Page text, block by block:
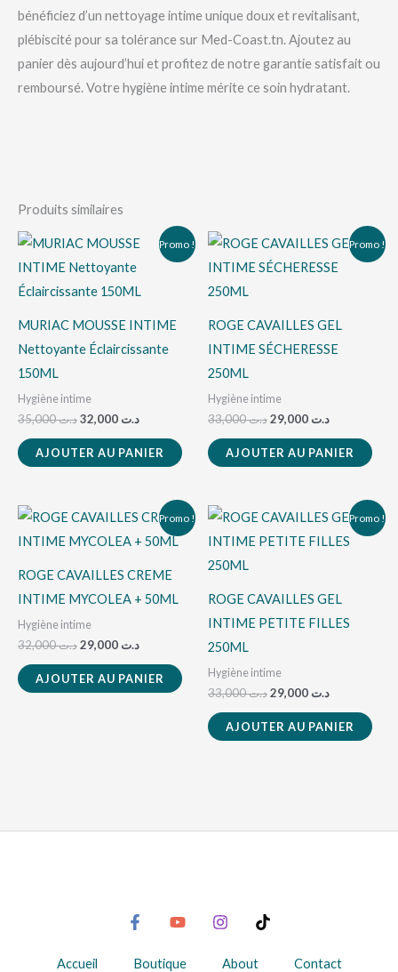
bénéficiez d’un nettoyage intime unique doux et revitalisant,
plébiscité pour sa tolérance sur Med-Coast.tn. Ajoutez au
panier dès aujourd’hui et profitez de notre garantie satisfait ou
remboursé. Votre hygiène intime mérite ce soin hydratant.
Produits similaires
Promo !
MURIAC MOUSSE INTIME
Nettoyante Éclaircissante
150ML
Hygiène intime
د.ت35,000
Le
prix
initial
د.ت 35,000.
د.ت
Le
prix
AJOUTER AU PANIER
Promo !
ROGE CAVAILLES GEL
INTIME SÉCHERESSE
250ML
Hygiène intime
د.ت33,000
Le
prix
initial
د.ت
Le
prix
actuel
AJOUTER AU PANIER
Promo !
ROGE CAVAILLES CREME
INTIME MYCOLEA + 50ML
Hygiène intime
د.ت32,000
Le
prix
initial
د.ت 32,000.
د.ت
Le
prix
actuel
AJOUTER AU PANIER
Promo !
ROGE CAVAILLES GEL
INTIME PETITE FILLES
250ML
Hygiène intime
د.ت33,000
Le
prix
initial
د.ت
Le
prix
actuel
AJOUTER AU PANIER
Accueil Boutique About
Contact